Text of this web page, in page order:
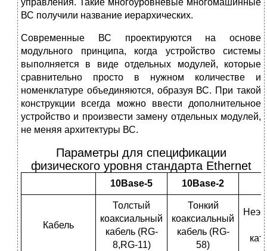
управления. Такие многоуровневые многомашинные
ВС получили название иерархических.
Современные ВС проектируются на основе
модульного принципа, когда устройство системы
выполняется в виде отдельных модулей, которые
сравнительно просто в нужном количестве и
номенклатуре объединяются, образуя ВС. При такой
конструкции всегда можно ввести дополнительное
устройство и произвести замену отдельных модулей,
не меняя архитектуры ВС.
Параметры для спецификации
физического уровня стандарта Ethernet
10Base-5 10Base-2
Кабель
Толстый
коаксиальный
кабель (RG-
8,RG-11)
Тонкий
коаксиальный
кабель (RG-
58)